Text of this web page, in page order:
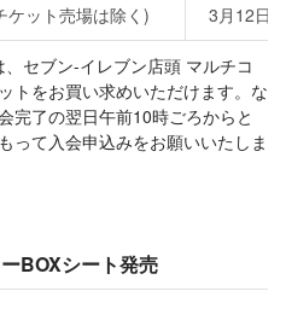
ケット売場は除く) 3月12日(
セブン-イレブン店頭 マルチコ
トをお買い求めいただけます。な
完了の翌日午前10時ごろからと
って入会申込みをお願いいたしま
BOXシート発売